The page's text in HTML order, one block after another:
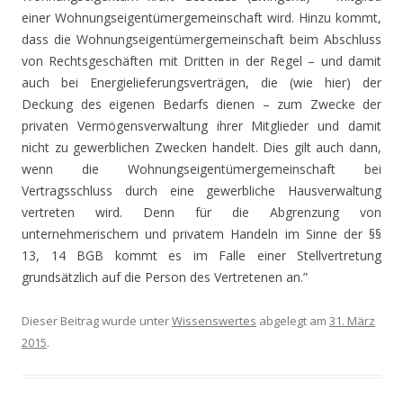
einer Wohnungseigentümergemeinschaft wird. Hinzu kommt,
dass die Wohnungseigentümergemeinschaft beim Abschluss
von Rechtsgeschäften mit Dritten in der Regel – und damit
auch bei Energielieferungsverträgen, die (wie hier) der
Deckung des eigenen Bedarfs dienen – zum Zwecke der
privaten Vermögensverwaltung ihrer Mitglieder und damit
nicht zu gewerblichen Zwecken handelt. Dies gilt auch dann,
wenn die Wohnungseigentümergemeinschaft bei
Vertragsschluss durch eine gewerbliche Hausverwaltung
vertreten wird. Denn für die Abgrenzung von
unternehmerischem und privatem Handeln im Sinne der §§
13, 14 BGB kommt es im Falle einer Stellvertretung
grundsätzlich auf die Person des Vertretenen an.”
Dieser Beitrag wurde unterWissenswertes abgelegt am 31. März
2015.